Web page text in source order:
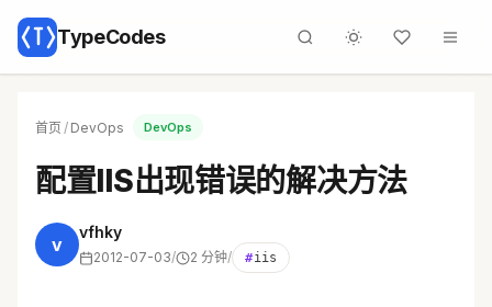
TypeCodes
首页 / DevOps DevOps
配置IIS出现错误的解决方法
v
vfhky
2012-07-03/ 2 分钟/ #iis